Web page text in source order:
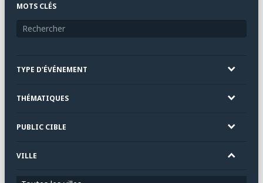
MOTS CLÉS
TYPE D'ÉVÉNEMENT
THÉMATIQUES
PUBLIC CIBLE
VILLE